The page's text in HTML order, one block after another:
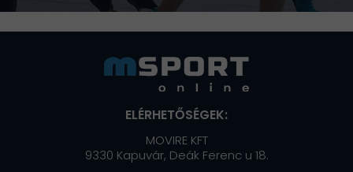
ELÉRHETŐSÉGEK:
MOVIRE KFT
9330 Kapuvár, Deák Ferenc u 18.